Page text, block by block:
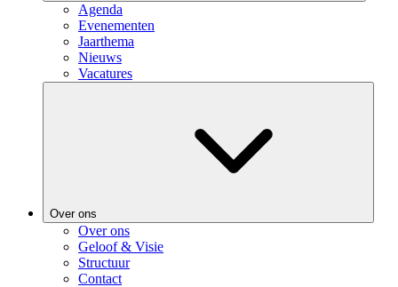
Agenda
Evenementen
Jaarthema
Nieuws
Vacatures
Over ons
Over ons
Geloof & Visie
Structuur
Contact